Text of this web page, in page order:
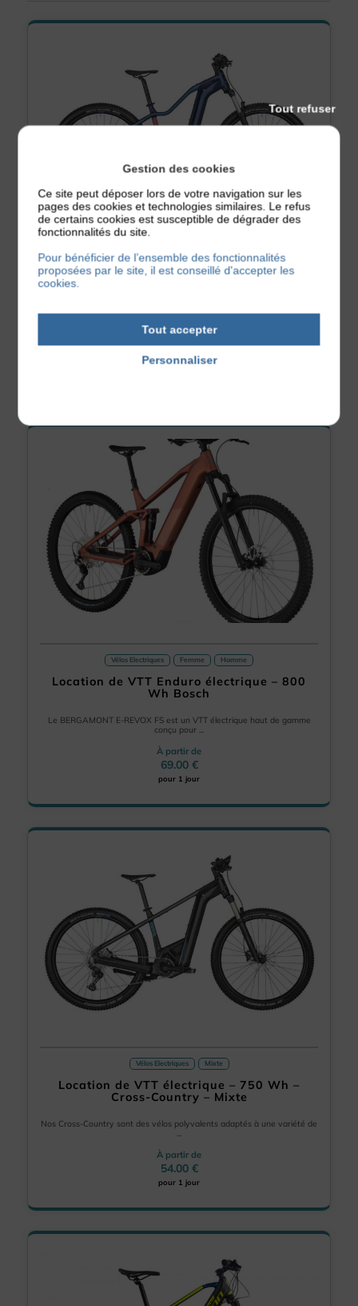
Vélos Electriques Femme
Location de VTT électrique – 750 Wh –
Nos Cross-Country sont des vélos polyvalents adaptés à une variété de
...
À partir de
54.00 €
Vélos Electriques Femme Homme
Location de VTT Enduro électrique – 800
Wh Bosch
Le BERGAMONT E-REVOX FS est un VTT électrique haut de gamme
conçu pour ...
À partir de
69.00 €
pour 1 jour
Vélos Electriques Mixte
Location de VTT électrique – 750 Wh –
Cross-Country – Mixte
Nos Cross-Country sont des vélos polyvalents adaptés à une variété de
...
À partir de
54.00 €
pour 1 jour
Gestion des cookies
Ce site peut déposer lors de votre navigation sur les
pages des cookies et technologies similaires. Le refus
de certains cookies est susceptible de dégrader des
fonctionnalités du site.
Pour bénéficier de l’ensemble des fonctionnalités
proposées par le site, il est conseillé d'accepter les
cookies.
Tout accepter
Tout refuser
Personnaliser